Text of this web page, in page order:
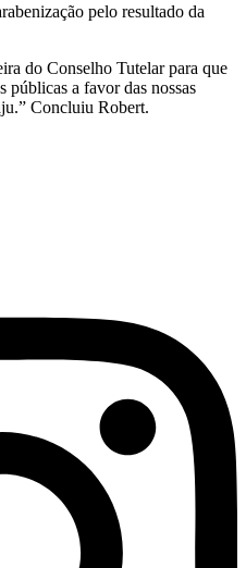
pelo resultado da
do Conselho Tutelar para que
públicas a favor das nossas
Concluiu Robert.